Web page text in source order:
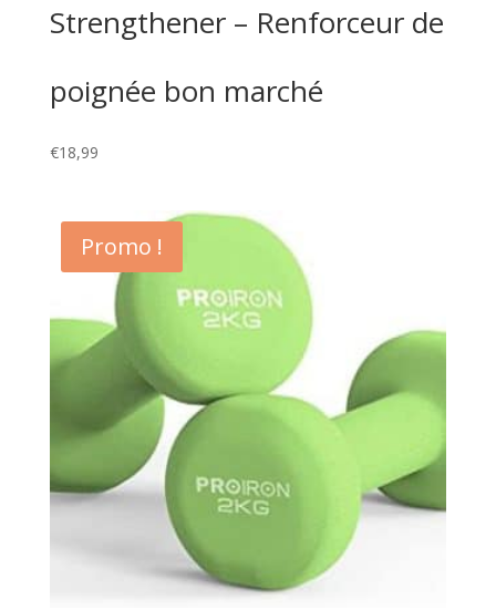
Strengthener – Renforceur de
poignée bon marché
€18,99
Promo !